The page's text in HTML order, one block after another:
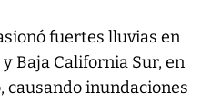
fuertes lluvias en
Baja California Sur, en
causando inundaciones